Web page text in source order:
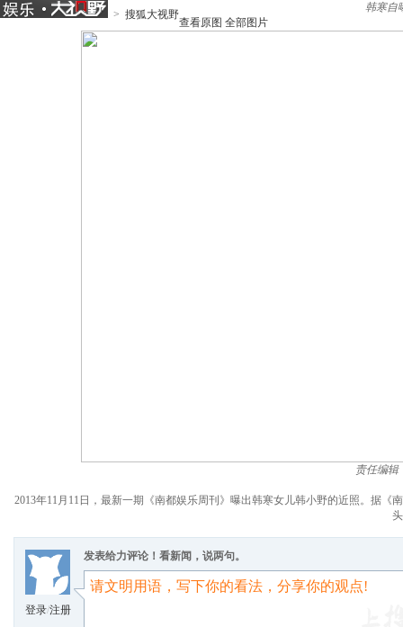
> 搜狐大视野
韩寒自
查看原图 全部图片
责任编辑
2013年11月11日，最新一期《南都娱乐周刊》曝出韩寒女儿韩小野的近照。据
登录/注册
发表给力评论！看新闻，说两句。